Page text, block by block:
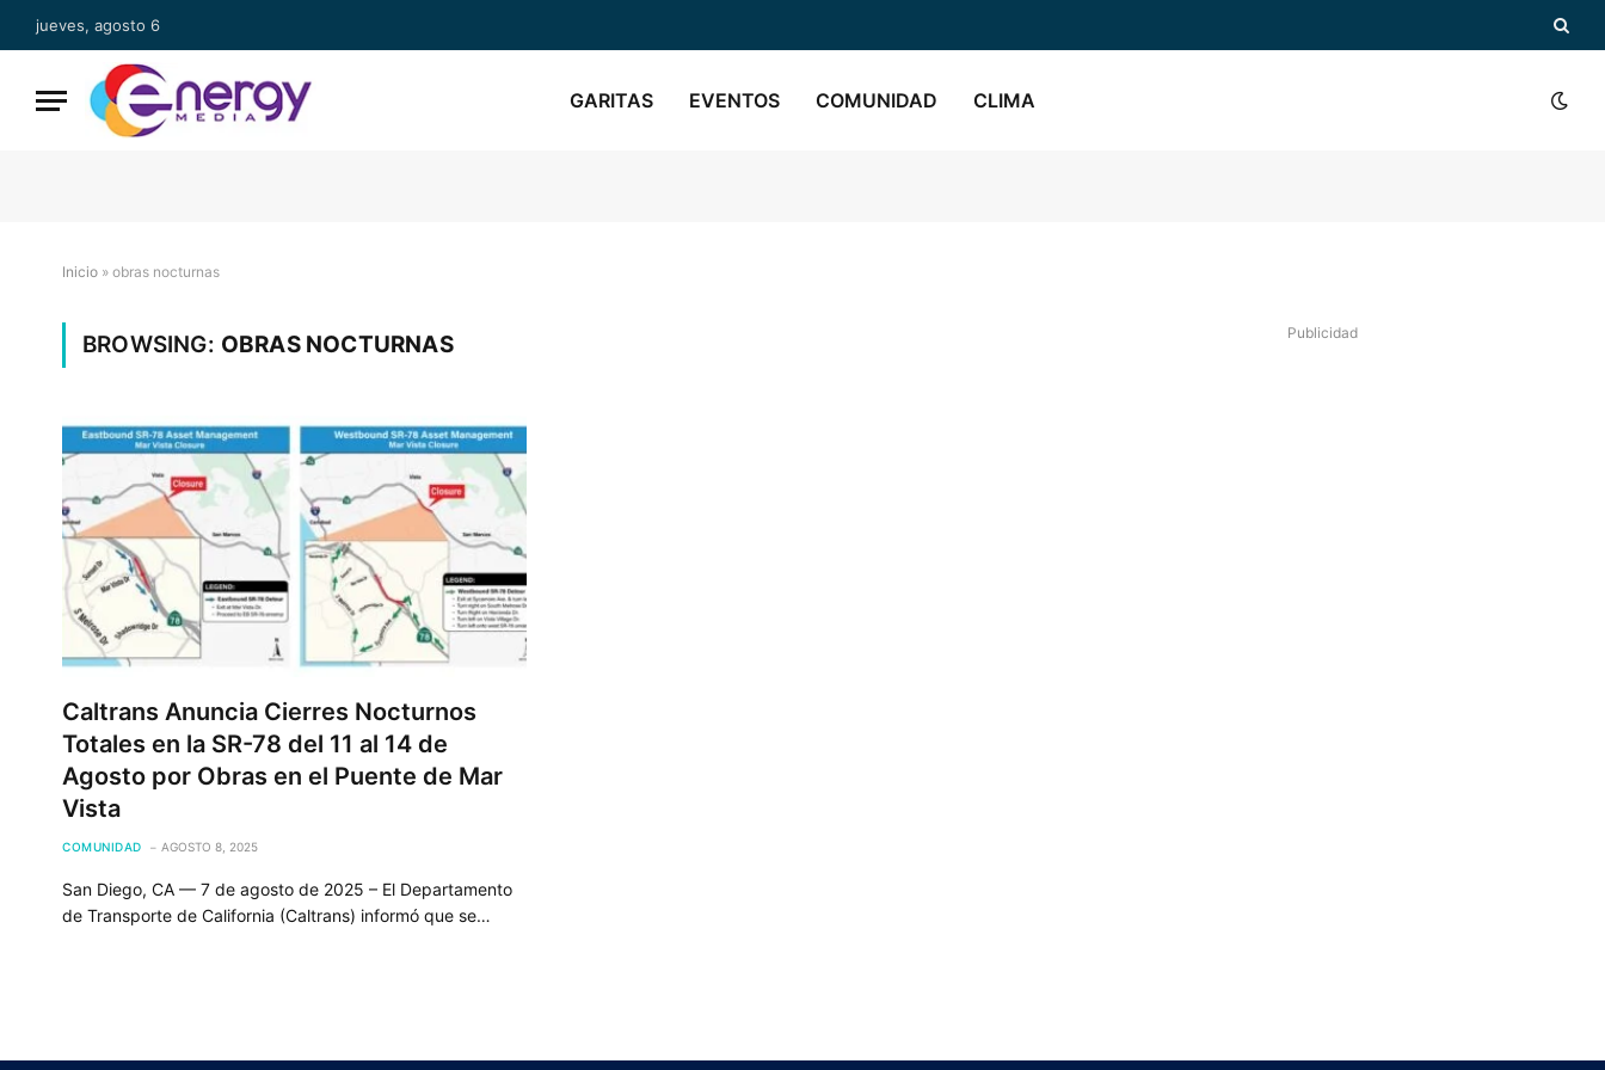
jueves, agosto 6
GARITAS EVENTOS COMUNIDAD CLIMA
Inicio » obras nocturnas
BROWSING: OBRAS NOCTURNAS
Caltrans Anuncia Cierres Nocturnos
Totales en la SR-78 del 11 al 14 de
Agosto por Obras en el Puente de Mar
Vista
COMUNIDAD AGOSTO 8, 2025
San Diego, CA — 7 de agosto de 2025 – El Departamento
de Transporte de California (Caltrans) informó que se…
Publicidad